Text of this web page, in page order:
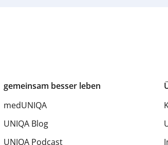
gemeinsam besser leben
medUNIQA
UNIQA Blog
UNIQA Podcast